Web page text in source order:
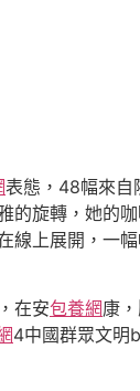
表態，48幅來自
的旋轉，她的
上展開，一
在安包養網康
4中國群眾文明